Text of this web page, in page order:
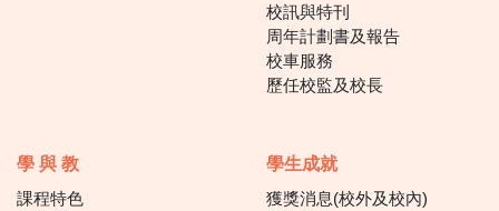
校訊與特刊
周年計劃書及報告
校車服務
歷任校監及校長
學 與 教
課程特色
學生成就
獲獎消息(校外及校內)